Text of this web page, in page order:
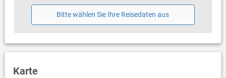
Handtücher vorhanden
Bitte wählen Sie Ihre Reisedaten aus
Karte